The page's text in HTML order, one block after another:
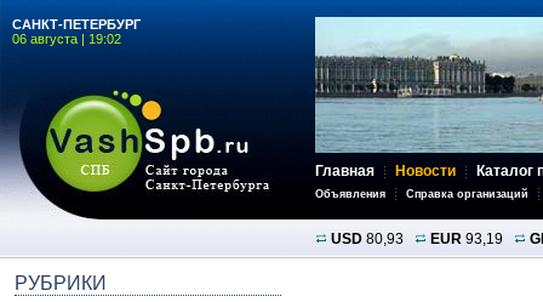
САНКТ-ПЕТЕРБУРГ
06 августа | 19:02
Главная Новости Каталог
Объявления Справка организаций
USD 80,93 EUR 93,19
РУБРИКИ